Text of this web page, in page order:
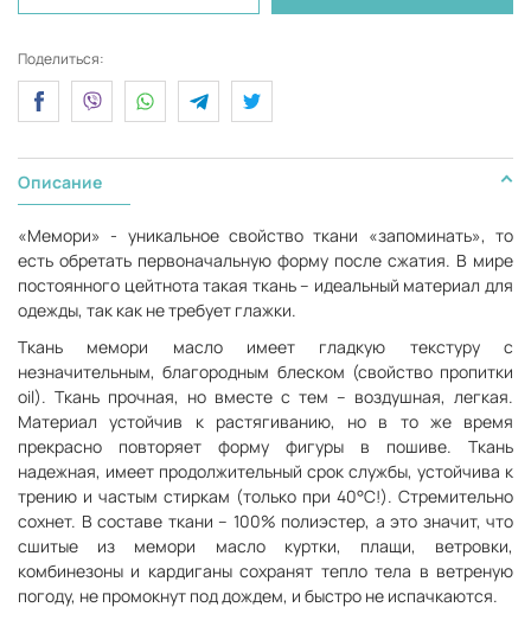
Поделиться:
Описание
«Мемори» - уникальное свойство ткани «запоминать», то
есть обретать первоначальную форму после сжатия. В мире
постоянного цейтнота такая ткань – идеальный материал для
одежды, так как не требует глажки.
Ткань мемори масло имеет гладкую текстуру с
незначительным, благородным блеском (свойство пропитки
oil). Ткань прочная, но вместе с тем – воздушная, легкая.
Материал устойчив к растягиванию, но в то же время
прекрасно повторяет форму фигуры в пошиве. Ткань
надежная, имеет продолжительный срок службы, устойчива к
трению и частым стиркам (только при 40°С!). Стремительно
сохнет. В составе ткани – 100% полиэстер, а это значит, что
сшитые из мемори масло куртки, плащи, ветровки,
комбинезоны и кардиганы сохранят тепло тела в ветреную
погоду, не промокнут под дождем, и быстро не испачкаются.